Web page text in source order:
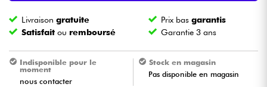
Batteries & Percu
Vents
Livraisongratuite Prix basgarantis
Satisfait ou remboursé Garantie 3 ans
Indisponible pour le
moment
nous contacter
Stock en magasin
Pas disponible en magasin